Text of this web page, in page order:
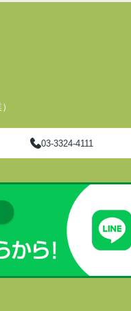
03-3324-4111